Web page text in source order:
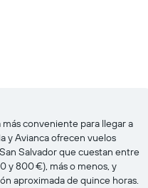
más conveniente para llegar a
y Avianca ofrecen vuelos
Salvador que cuestan entre
y 800 €), más o menos, y
aproximada de quince horas.